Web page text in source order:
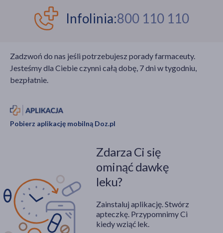
Infolinia:800 110 110
Zadzwoń do nas jeśli potrzebujesz porady farmaceuty.
Jesteśmy dla Ciebie czynni całą dobę, 7 dni w tygodniu,
bezpłatnie.
Pobierz aplikację mobilną Doz.pl
Zdarza Ci się
ominąć dawkę
leku?
Zainstaluj aplikację. Stwórz
apteczkę. Przypomnimy Ci
kiedy wziąć lek.